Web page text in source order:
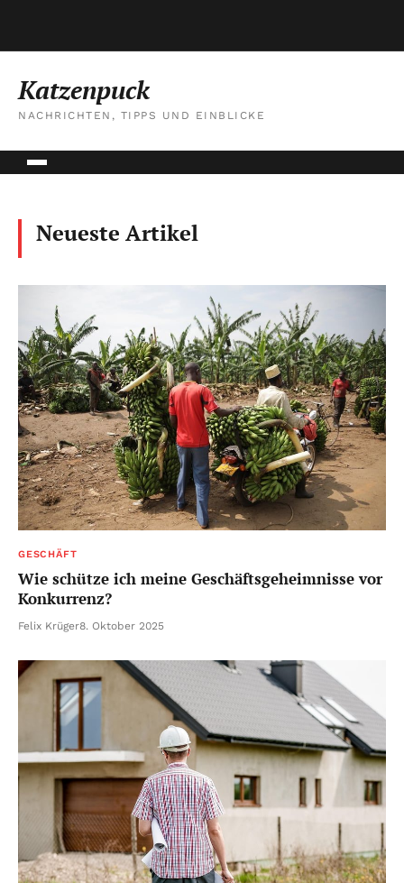
Katzenpuck
NACHRICHTEN, TIPPS UND EINBLICKE
Neueste Artikel
GESCHÄFT
Wie schütze ich meine Geschäftsgeheimnisse vor
Konkurrenz?
Felix Krüger8. Oktober 2025